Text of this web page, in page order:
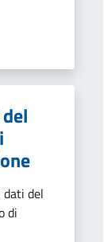
dati del
di